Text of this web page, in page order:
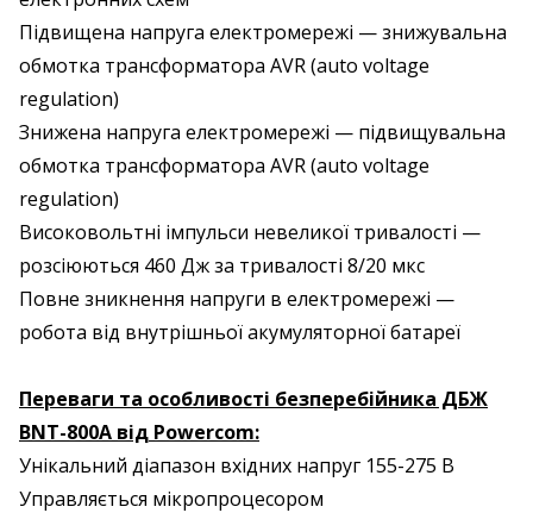
Підвищена напруга електромережі — знижувальна
обмотка трансформатора AVR (auto voltage
regulation)
Знижена напруга електромережі — підвищувальна
обмотка трансформатора AVR (auto voltage
regulation)
Високовольтні імпульси невеликої тривалості —
розсіюються 460 Дж за тривалості 8/20 мкс
Повне зникнення напруги в електромережі —
робота від внутрішньої акумуляторної батареї
Переваги та особливості безперебійника ДБЖ
BNT-800A від Powercom:
Унікальний діапазон вхідних напруг 155-275 В
Управляється мікропроцесором